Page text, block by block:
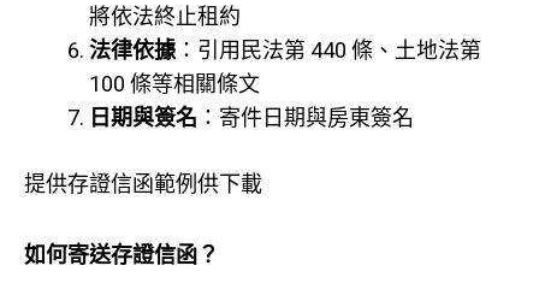
將依法終止租約
法律依據 ：引用民法第 440 條、土地法第
100 條等相關條文
日期與簽名 ：寄件日期與房東簽名
提供存證信函範例供下載
如何寄送存證信函？